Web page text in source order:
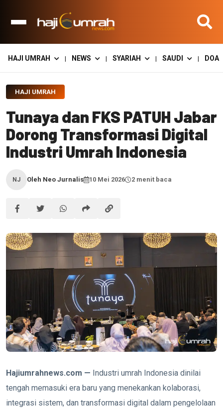
HAJI UMRAH | NEWS | SYARIAH | SAUDI | DOA
HAJI UMRAH
Tunaya dan FKS PATUH Jabar
Dorong Transformasi Digital
Industri Umrah Indonesia
NJ Oleh Neo Jurnalis 10 Mei 2026 2 menit baca
Hajiumrahnews.com — Industri umrah Indonesia dinilai
tengah memasuki era baru yang menekankan kolaborasi,
integrasi sistem, dan transformasi digital dalam pengelolaan